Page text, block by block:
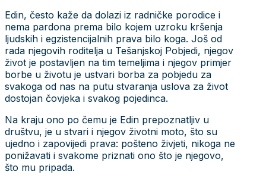
Edin, često kaže da dolazi iz radničke porodice i
nema pardona prema bilo kojem uzroku kršenja
ljudskih i egzistencijalnih prava bilo koga. Još od
rada njegovih roditelja u Tešanjskoj Pobjedi, njegov
život je postavljen na tim temeljima i njegov primjer
borbe u životu je ustvari borba za pobjedu za
svakoga od nas na putu stvaranja uslova za život
dostojan čovjeka i svakog pojedinca.
Na kraju ono po čemu je Edin prepoznatljiv u
društvu, je u stvari i njegov životni moto, što su
ujedno i zapovijedi prava: pošteno živjeti, nikoga ne
ponižavati i svakome priznati ono što je njegovo,
što mu pripada.